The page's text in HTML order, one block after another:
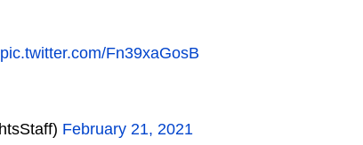
pic.twitter.com/Fn39xaGosB
February 21, 2021